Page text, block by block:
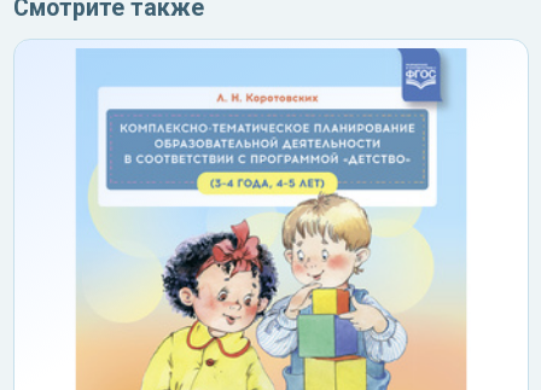
Смотрите также